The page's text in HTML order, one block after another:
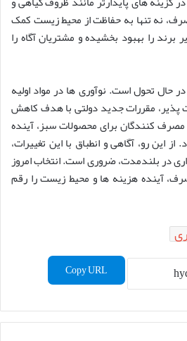
نه تنها به حفاظت از محیط زیست کمک
را بهبود بخشیده و مشتریان آگاه را
تحول است. نوآوری ها در مواد اولیه
مقررات جدید دولتی با هدف کاهش
کنندگان برای محصولات سبز، آینده
این رو، آگاهی و انطباق با این تغییرات،
در بلندمدت، ضروری است. انتخاب امروز
آینده هزینه ها و محیط زیست را رقم
Copy URL